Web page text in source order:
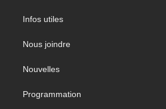
Infos utiles
Nous joindre
Nouvelles
Programmation